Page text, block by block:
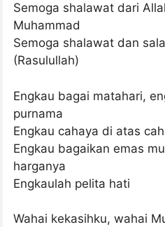
Semoga shalawat dari
Muhammad
Semoga shalawat dan
(Rasulullah)
Engkau bagai matahari,
purnama
Engkau cahaya di atas
Engkau bagaikan emas
harganya
Engkaulah pelita hati
Wahai kekasihku, wahai